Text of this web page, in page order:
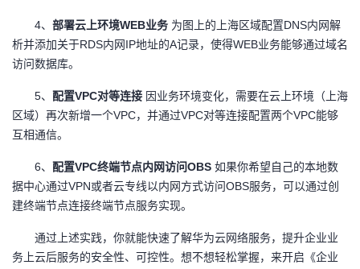
4、 部署云上环境WEB业务 为图上的上海区域配置DNS内网解
析并添加关于RDS内网IP地址的A记录，使得WEB业务能够通过域名
访问数据库。
5、 配置VPC对等连接 因业务环境变化，需要在云上环境（上海
区域）再次新增一个VPC，并通过VPC对等连接配置两个VPC能够
互相通信。
6、 配置VPC终端节点内网访问OBS 如果你希望自己的本地数
据中心通过VPN或者云专线以内网方式访问OBS服务，可以通过创
建终端节点连接终端节点服务实现。
通过上述实践，你就能快速了解华为云网络服务，提升企业业
务上云后服务的安全性、可控性。想不想轻松掌握，来开启《企业